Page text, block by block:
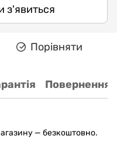
з'явиться
Порівняти
Повернення
— безкоштовно.